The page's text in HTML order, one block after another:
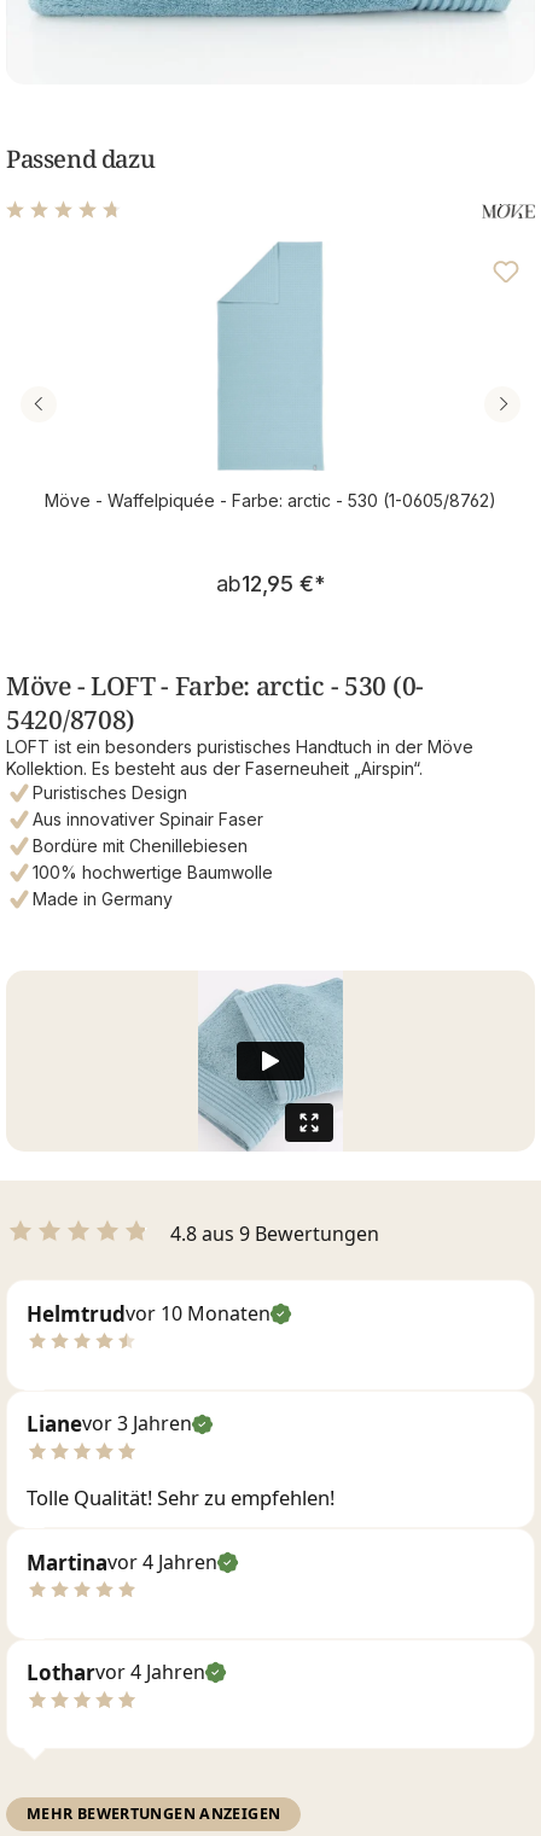
Passend dazu
Durchschnittliche Bewertung von 4.71 von 5 Sternen
Möve - Waffelpiquée - Farbe: arctic - 530 (1-0605/8762)
Regulärer Preis:
ab12,95 €*
Möve - LOFT - Farbe: arctic - 530 (0-
5420/8708)
LOFT ist ein besonders puristisches Handtuch in der Möve
Kollektion. Es besteht aus der Faserneuheit „Airspin“.
Puristisches Design
Aus innovativer Spinair Faser
Bordüre mit Chenillebiesen
100% hochwertige Baumwolle
Made in Germany
4.8 aus 9 Bewertungen
Helmtrudvor 10 Monaten
Lianevor 3 Jahren
Tolle Qualität! Sehr zu empfehlen!
Martinavor 4 Jahren
Lotharvor 4 Jahren
MEHR BEWERTUNGEN ANZEIGEN